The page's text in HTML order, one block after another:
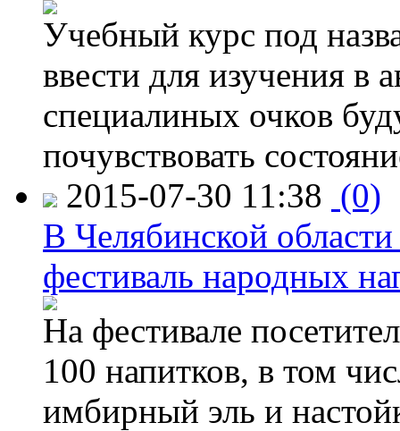
Учебный курс под
ввести для изучения
специалиных очков
почувствовать
2015-07-30 11:38 (0)
В Челябинской
фестиваль народных
На фестивале
100 напитков, в том
имбирный эль и